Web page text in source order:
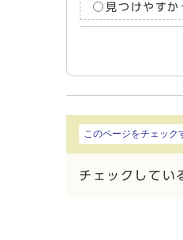
見つけやすか
このページをチェック
チェックしてい